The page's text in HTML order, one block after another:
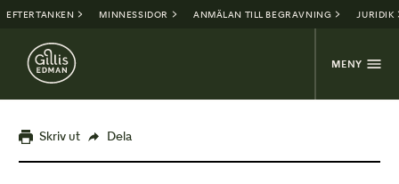
EFTERTANKEN MINNESSIDOR ANMÄLAN TILL BEGRAVNING JURIDIK
MENY
Skriv ut Dela